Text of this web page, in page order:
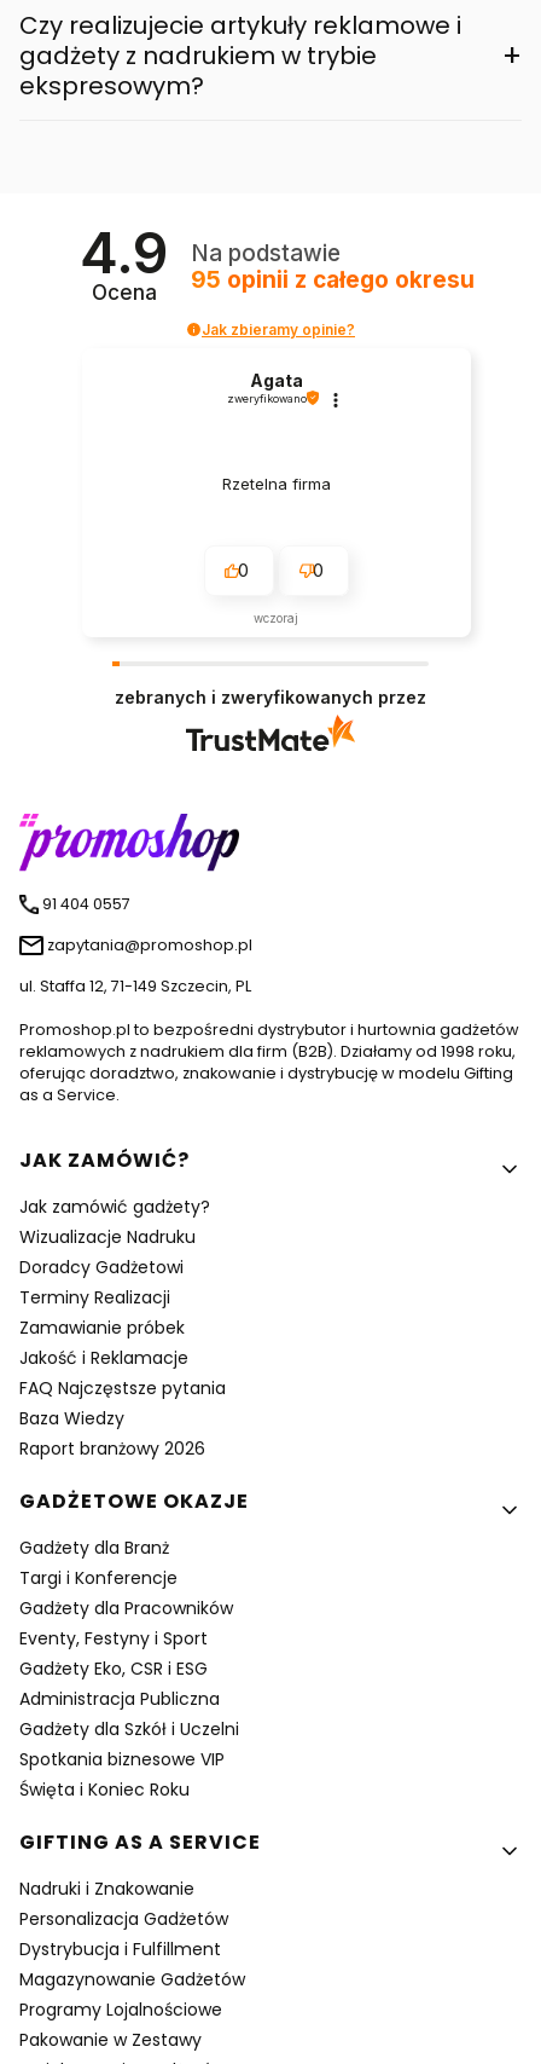
Czy realizujecie artykuły reklamowe i
gadżety z nadrukiem w trybie
ekspresowym?
+
4.9
Ocena
Na podstawie
95 opinii z całego okresu
Jak zbieramy opinie?
Agata
zweryfikowano
Rzetelna firma
0 0
wczoraj
zebranych i zweryfikowanych przez
91 404 0557
zapytania@promoshop.pl
ul. Staffa 12, 71-149 Szczecin, PL
Promoshop.pl to bezpośredni dystrybutor i hurtownia gadżetów
reklamowych z nadrukiem dla firm (B2B). Działamy od 1998 roku,
oferując doradztwo, znakowanie i dystrybucję w modelu Gifting
as a Service.
Linki w stopce
JAK ZAMÓWIĆ?
Jak zamówić gadżety?
Wizualizacje Nadruku
Doradcy Gadżetowi
Terminy Realizacji
Zamawianie próbek
Jakość i Reklamacje
FAQ Najczęstsze pytania
Baza Wiedzy
Raport branżowy 2026
GADŻETOWE OKAZJE
Gadżety dla Branż
Targi i Konferencje
Gadżety dla Pracowników
Eventy, Festyny i Sport
Gadżety Eko, CSR i ESG
Administracja Publiczna
Gadżety dla Szkół i Uczelni
Spotkania biznesowe VIP
Święta i Koniec Roku
GIFTING AS A SERVICE
Nadruki i Znakowanie
Personalizacja Gadżetów
Dystrybucja i Fulfillment
Magazynowanie Gadżetów
Programy Lojalnościowe
Pakowanie w Zestawy